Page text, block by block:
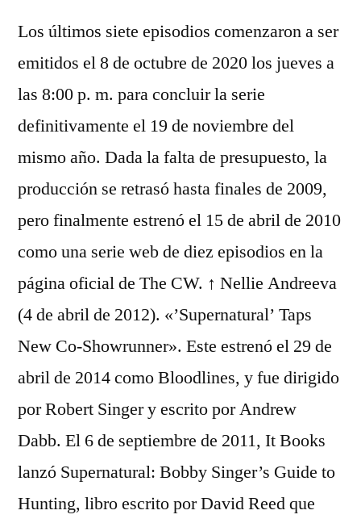
Los últimos siete episodios comenzaron a ser
emitidos el 8 de octubre de 2020 los jueves a
las 8:00 p. m. para concluir la serie
definitivamente el 19 de noviembre del
mismo año. Dada la falta de presupuesto, la
producción se retrasó hasta finales de 2009,
pero finalmente estrenó el 15 de abril de 2010
como una serie web de diez episodios en la
página oficial de The CW. ↑ Nellie Andreeva
(4 de abril de 2012). «’Supernatural’ Taps
New Co-Showrunner». Este estrenó el 29 de
abril de 2014 como Bloodlines, y fue dirigido
por Robert Singer y escrito por Andrew
Dabb. El 6 de septiembre de 2011, It Books
lanzó Supernatural: Bobby Singer’s Guide to
Hunting, libro escrito por David Reed que